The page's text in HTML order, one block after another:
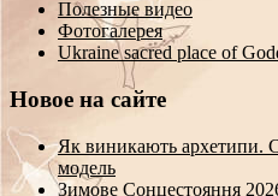
Полезные видео
Фотогалерея
Ukraine sacred place of
Новое на сайте
Як виникають архетипи.
модель
Зимове Сонцестояння